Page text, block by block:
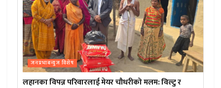
जनप्रभाबन्युज विशेष
लहानका विपन्न परिवारलाई मेयर चौधरीको मलम: विल्टु र